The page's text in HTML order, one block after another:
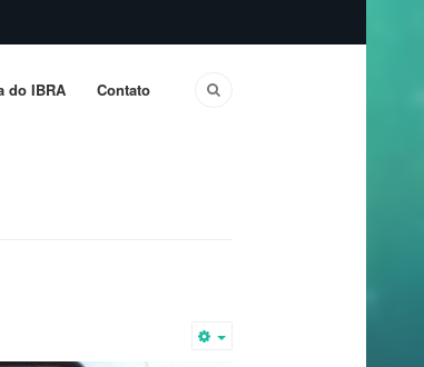
do IBRA Contato